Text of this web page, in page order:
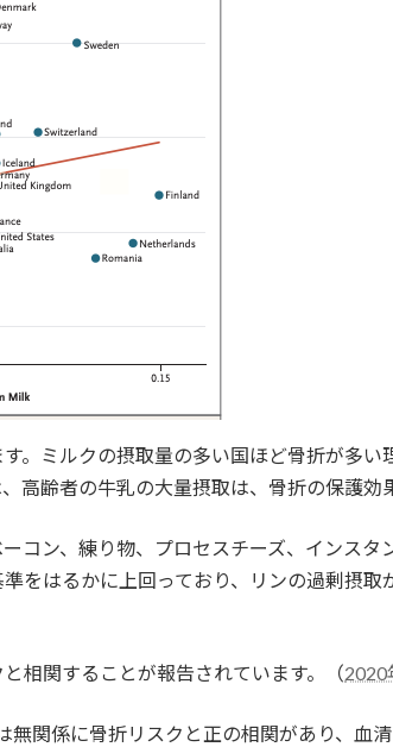
。ミルクの摂取量の多い国ほど骨折が多
高齢者の牛乳の大量摂取は、骨折の保護効
コン、練り物、プロセスチーズ、インス
をはるかに上回っており、リンの過剰摂取
相関することが報告されています。（2020
関係に骨折リスクと正の相関があり、血